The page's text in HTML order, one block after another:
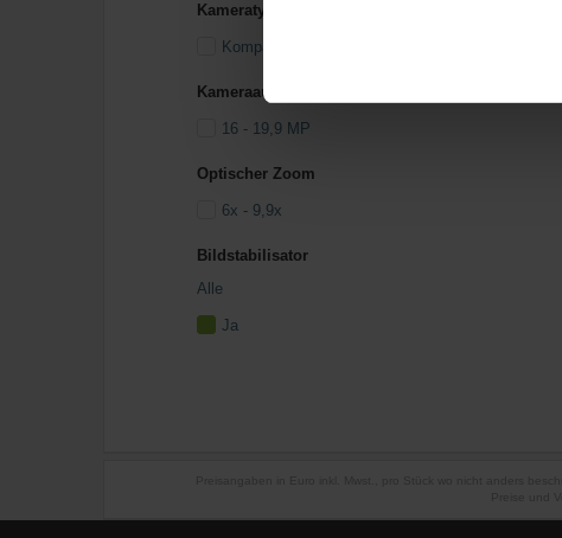
Kameratyp
Kompaktkamera
Kameraauflösung
16 - 19,9 MP
Optischer Zoom
6x - 9,9x
Bildstabilisator
Alle
Ja